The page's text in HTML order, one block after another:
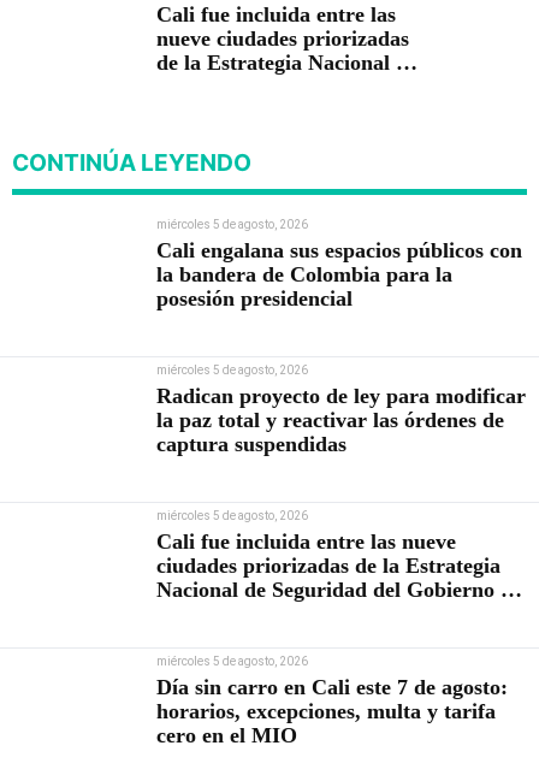
Cali fue incluida entre las
nueve ciudades priorizadas
de la Estrategia Nacional de
CONTINÚA LEYENDO
miércoles 5 de agosto, 2026
Cali engalana sus espacios públicos con
la bandera de Colombia para la
posesión presidencial
miércoles 5 de agosto, 2026
Radican proyecto de ley para modificar
la paz total y reactivar las órdenes de
captura suspendidas
miércoles 5 de agosto, 2026
Cali fue incluida entre las nueve
ciudades priorizadas de la Estrategia
Nacional de Seguridad del Gobierno de
miércoles 5 de agosto, 2026
Día sin carro en Cali este 7 de agosto:
horarios, excepciones, multa y tarifa
cero en el MIO